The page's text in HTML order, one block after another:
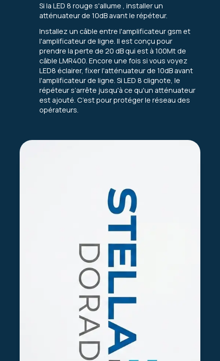
Si la LED 8 rouge s'allume , installer un
atténuateur de 10dB avant le répéteur.
Installez un câble entre l'amplificateur gsm et
l'amplificateur de ligne. Il est conçu pour
prendre la perte de 20 dB qui est à 100Mt de
câble LMR400. Encore une fois si vous voyez
LED8 éclairer, fixer l'atténuateur de 10dB avant
l'amplificateur de ligne. Si LED 8 clignote, le
répéteur s’arrête jusqu'à ce qu'un atténuateur
est ajouté. C’est pour protéger le réseau des
opérateurs.